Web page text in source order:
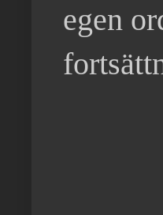
egen